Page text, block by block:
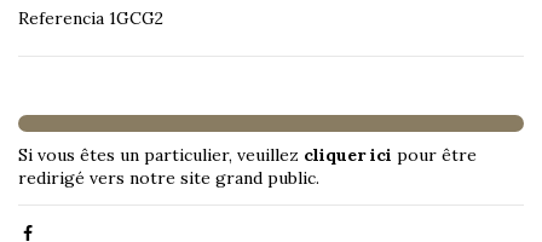
Referencia 1GCG2
Si vous êtes un particulier, veuillez cliquer ici pour être
redirigé vers notre site grand public.